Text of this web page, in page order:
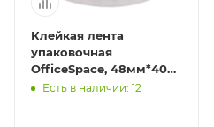
Клейкая лента
упаковочная
OfficeSpace, 48мм*40м,
38мкм, ШК
Есть в наличии: 12